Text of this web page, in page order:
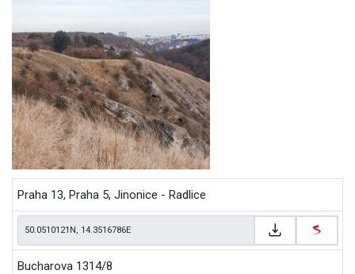
Praha 13, Praha 5, Jinonice - Radlice
Bucharova 1314/8